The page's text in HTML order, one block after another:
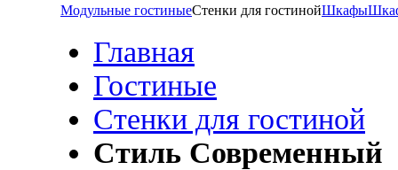
Модульные гостиныеСтенки для гостинойШкафы
Главная
Гостиные
Стенки для гостиной
Стиль Современный